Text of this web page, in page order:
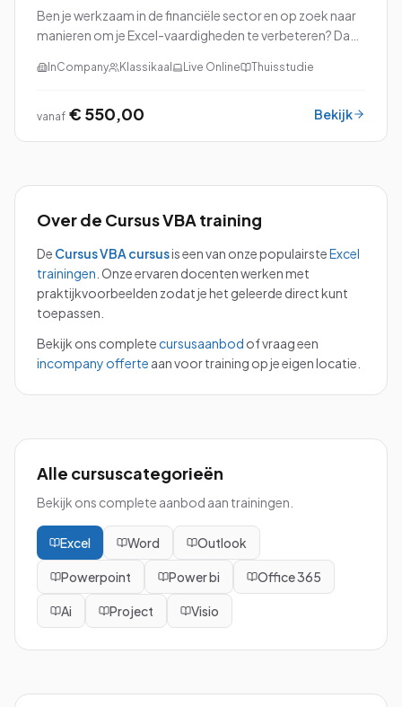
Ben je werkzaam in de financiële sector en op zoek naar
manieren om je Excel-vaardigheden te verbeteren? Dan
hebt!InCompany Klassikaal Live Online Thuisstudie
vanaf € 550,00 Bekijk
Over de Cursus VBA training
De Cursus VBA cursusis een van onze populairsteExcel
trainingen Onze ervaren docenten werken met
praktijkvoorbeelden zodat je het geleerde direct kunt
toepassen.
Bekijk ons completecursusaanbod of vraag een
incompany offerte aan voor training op je eigen locatie.
Alle cursuscategorieën
Bekijk ons complete aanbod aan trainingen.
Excel Word Outlook
Powerpoint Power bi Office 365
Ai Project Visio